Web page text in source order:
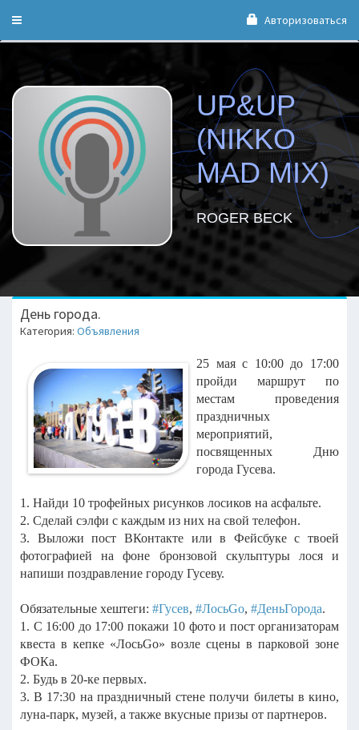
Toggle
Авторизоваться
UP&UP
(NIKKO
MAD MIX)
ROGER BECK
День города.
Категория: Объявления
25 мая с 10:00 до 17:00
пройди маршрут по
местам проведения
праздничных
мероприятий,
посвященных Дню
города Гусева.
1. Найди 10 трофейных рисунков лосиков на асфальте.
2. Сделай сэлфи с каждым из них на свой телефон.
3. Выложи пост ВКонтакте или в Фейсбуке с твоей
фотографией на фоне бронзовой скульптуры лося и
напиши поздравление городу Гусеву.
Обязательные хештеги: #Гусев, #ЛосьGo, #ДеньГорода.
1. С 16:00 до 17:00 покажи 10 фото и пост организаторам
квеста в кепке «ЛосьGo» возле сцены в парковой зоне
ФОКа.
2. Будь в 20-ке первых.
3. В 17:30 на праздничный стене получи билеты в кино,
луна-парк, музей, а также вкусные призы от партнеров.